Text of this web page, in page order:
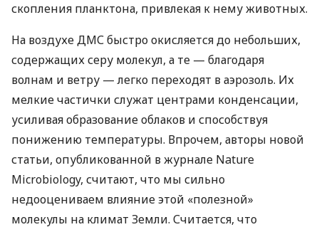
скопления планктона, привлекая к нему животных.
На воздухеДМСбыстро окисляется до небольших,
содержащих серу молекул, а те — благодаря
волнам и ветру — легко переходят в аэрозоль. Их
мелкие частички служат центрами конденсации,
усиливая образование облаков и способствуя
понижению температуры. Впрочем, авторы новой
статьи, опубликованной в журнале Nature
Microbiology, считают, что мы сильно
недооцениваем влияние этой «полезной»
молекулы на климат Земли. Считается, что